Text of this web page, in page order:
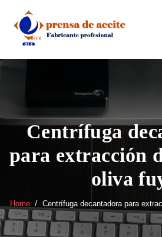
content
Centrífuga
para extracción
oliva
Home Centrífuga decantadora para